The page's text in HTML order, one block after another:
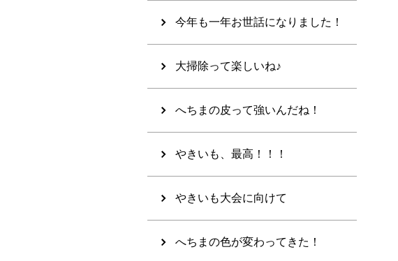
今年も一年お世話になりました！
大掃除って楽しいね♪
へちまの皮って強いんだね！
やきいも、最高！！！
やきいも大会に向けて
へちまの色が変わってきた！